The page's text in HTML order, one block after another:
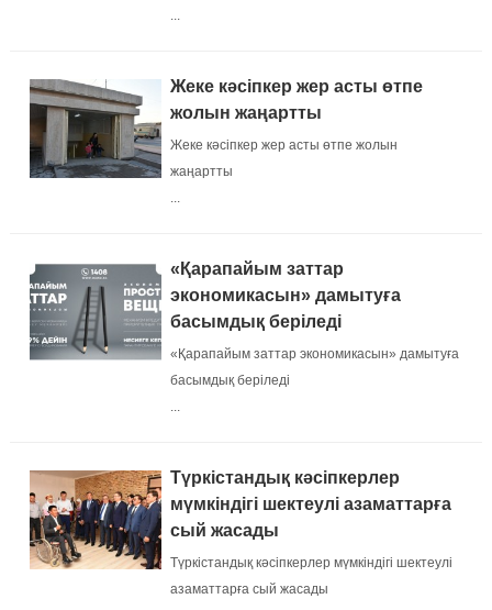
...
Жеке кәсіпкер жер асты өтпе
жолын жаңартты
Жеке кәсіпкер жер асты өтпе жолын
жаңартты
...
«Қарапайым заттар
экономикасын» дамытуға
басымдық беріледі
«Қарапайым заттар экономикасын» дамытуға
басымдық беріледі
...
Түркістандық кәсіпкерлер
мүмкіндігі шектеулі азаматтарға
сый жасады
Түркістандық кәсіпкерлер мүмкіндігі шектеулі
азаматтарға сый жасады